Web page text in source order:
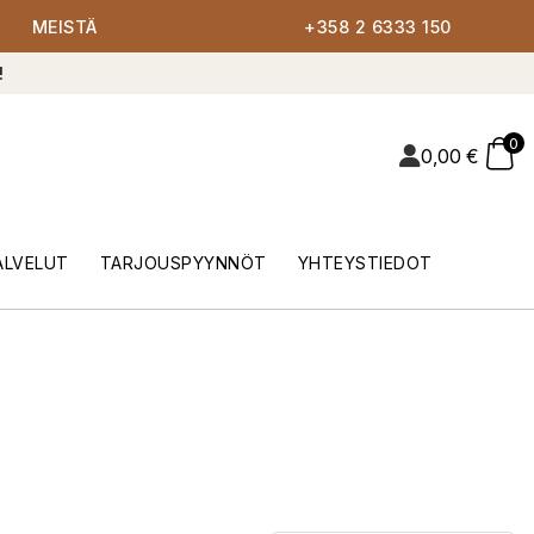
MEISTÄ +358 2 6333 150
0,00 €
0
TARJOUSPYYNNÖT YHTEYSTIEDOT